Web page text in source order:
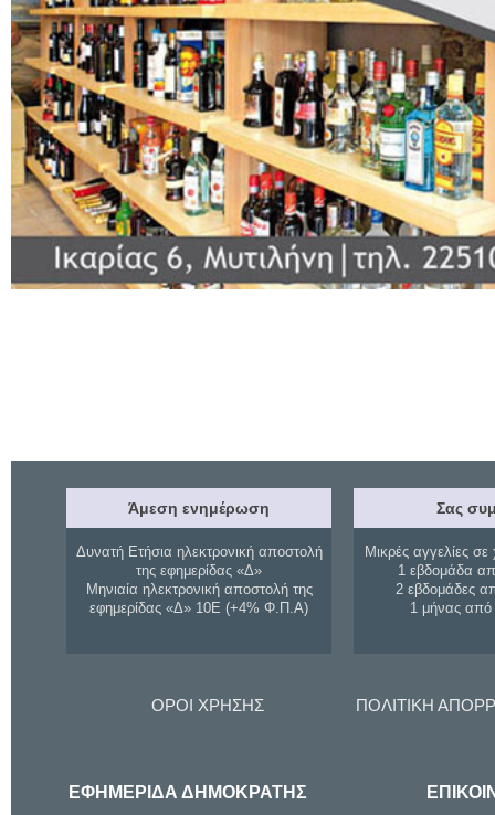
Άμεση ενημέρωση
Δυνατή Ετήσια ηλεκτρονική αποστολή
της εφημερίδας «Δ»
Μηνιαία ηλεκτρονική αποστολή της
εφημερίδας «Δ» 10Ε (+4% Φ.Π.Α)
Σας
Μικρές αγγελίες σε
1 εβδομάδα
2 εβδομάδες
1 μήνας
ΟΡΟΙ ΧΡΗΣΗΣ ΠΟΛΙΤΙΚΗ
ΕΦΗΜΕΡΙΔΑ ΔΗΜΟΚΡΑΤΗΣ